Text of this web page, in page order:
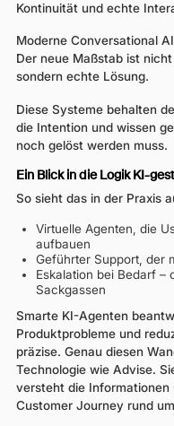
Kontinuität und echte
Moderne Conversational
Der neue Maßstab ist
sondern echte Lösung.
Diese Systeme behalten
die Intention und wissen
noch gelöst werden muss.
Ein Blick in die Logik KI-
So sieht das in der Praxis
Virtuelle Agenten, die
aufbauen
Geführter Support, der
Eskalation bei Bedarf –
Sackgassen
Smarte KI-Agenten
Produktprobleme und
präzise. Genau diesen
Technologie wie Advise.
versteht die Informationen
Customer Journey rund